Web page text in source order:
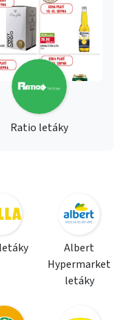
Ratio letáky
Albert
Hypermarket
letáky